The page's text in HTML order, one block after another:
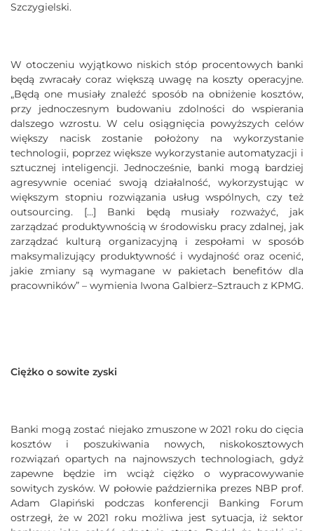
Szczygielski.
W otoczeniu wyjątkowo niskich stóp procentowych banki
będą zwracały coraz większą uwagę na koszty operacyjne.
„Będą one musiały znaleźć sposób na obniżenie kosztów,
przy jednoczesnym budowaniu zdolności do wspierania
dalszego wzrostu. W celu osiągnięcia powyższych celów
większy nacisk zostanie położony na wykorzystanie
technologii, poprzez większe wykorzystanie automatyzacji i
sztucznej inteligencji. Jednocześnie, banki mogą bardziej
agresywnie oceniać swoją działalność, wykorzystując w
większym stopniu rozwiązania usług wspólnych, czy też
outsourcing. […] Banki będą musiały rozważyć, jak
zarządzać produktywnością w środowisku pracy zdalnej, jak
zarządzać kulturą organizacyjną i zespołami w sposób
maksymalizujący produktywność i wydajność oraz ocenić,
jakie zmiany są wymagane w pakietach benefitów dla
pracowników” – wymienia Iwona Galbierz–Sztrauch z KPMG.
Ciężko o sowite zyski
Banki mogą zostać niejako zmuszone w 2021 roku do cięcia
kosztów i poszukiwania nowych, niskokosztowych
rozwiązań opartych na najnowszych technologiach, gdyż
zapewne będzie im wciąż ciężko o wypracowywanie
sowitych zysków. W połowie października prezes NBP prof.
Adam Glapiński podczas konferencji Banking Forum
ostrzegł, że w 2021 roku możliwa jest sytuacja, iż sektor